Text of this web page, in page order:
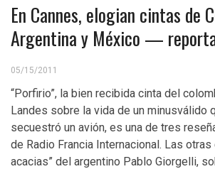
En Cannes, elogian cintas de
Argentina y México —
05/15/2011
“Porfirio”, la bien recibida cinta del
Landes sobre la vida de un minusválido
secuestró un avión, es una de tres
de Radio Francia Internacional. Las otras
acacias” del argentino Pablo Giorgelli,